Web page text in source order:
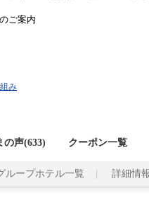
ご案内
み
の声(633) クーポン一覧
ループホテル一覧 詳細情